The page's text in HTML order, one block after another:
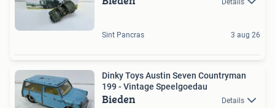
Sint Pancras 3 aug 26
Dinky Toys Austin Seven Countryman
199 - Vintage Speelgoedau
Bieden Details